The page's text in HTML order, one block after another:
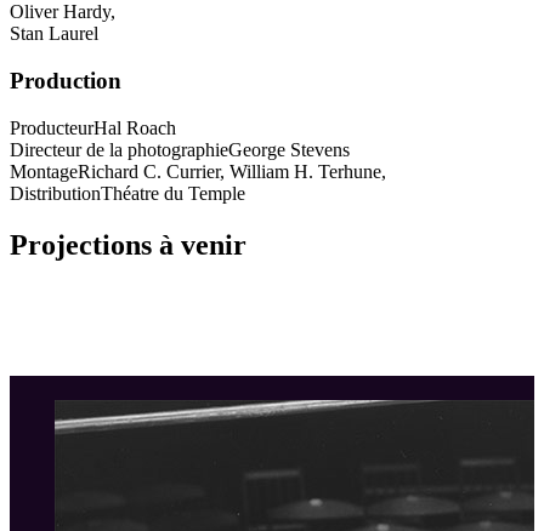
Oliver Hardy,
Stan Laurel
Production
ProducteurHal Roach
Directeur de la photographieGeorge Stevens
MontageRichard C. Currier, William H. Terhune,
DistributionThéatre du Temple
Projections à venir